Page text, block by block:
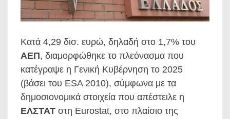
Κατά 4,29 δισ. ευρώ, δηλαδή στο 1,7% του
ΑΕΠ, διαμορφώθηκε το πλεόνασμα που
κατέγραψε η Γενική Κυβέρνηση το 2025
(βάσει του ESA 2010), σύμφωνα με τα
δημοσιονομικά στοιχεία που απέστειλε η
ΕΛΣΤΑΤ στη Eurostat, στο πλαίσιο της